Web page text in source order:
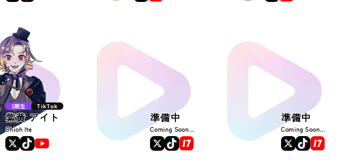
1期生 TikTok
紫黄 アイト
Shioh Ite
準備中
Coming Soon...
準備中
Coming Soon...